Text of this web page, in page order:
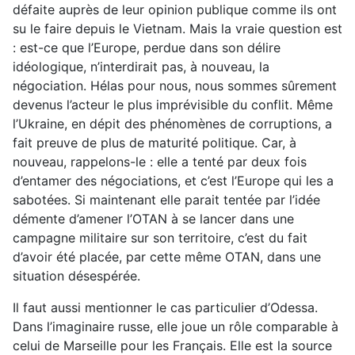
défaite auprès de leur opinion publique comme ils ont
su le faire depuis le Vietnam. Mais la vraie question est
: est-ce que l’Europe, perdue dans son délire
idéologique, n’interdirait pas, à nouveau, la
négociation. Hélas pour nous, nous sommes sûrement
devenus l’acteur le plus imprévisible du conflit. Même
l’Ukraine, en dépit des phénomènes de corruptions, a
fait preuve de plus de maturité politique. Car, à
nouveau, rappelons-le : elle a tenté par deux fois
d’entamer des négociations, et c’est l’Europe qui les a
sabotées. Si maintenant elle parait tentée par l’idée
démente d’amener l’OTAN à se lancer dans une
campagne militaire sur son territoire, c’est du fait
d’avoir été placée, par cette même OTAN, dans une
situation désespérée.
Il faut aussi mentionner le cas particulier d’Odessa.
Dans l’imaginaire russe, elle joue un rôle comparable à
celui de Marseille pour les Français. Elle est la source